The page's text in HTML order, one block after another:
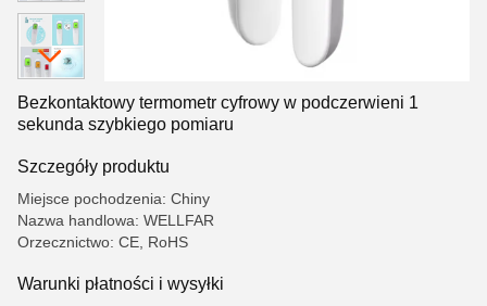
Bezkontaktowy termometr cyfrowy w podczerwieni 1
sekunda szybkiego pomiaru
Szczegóły produktu
Miejsce pochodzenia: Chiny
Nazwa handlowa: WELLFAR
Orzecznictwo: CE, RoHS
Warunki płatności i wysyłki